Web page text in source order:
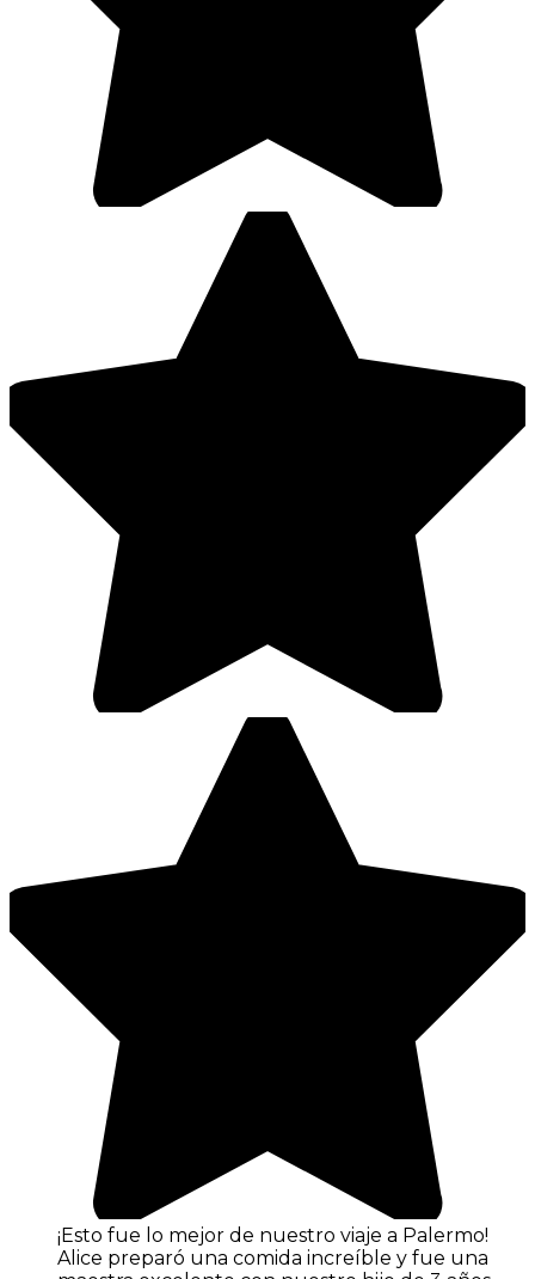
¡Esto fue lo mejor de nuestro viaje a Palermo!
Alice preparó una comida increíble y fue una